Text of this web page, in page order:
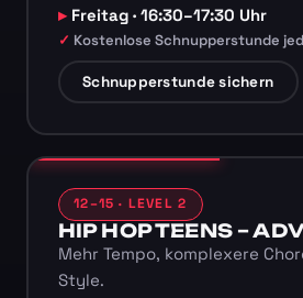
Freitag · 16:30–17:30 Uhr
Kostenlose Schnupperstunde
Schnupperstunde sichern
12–15 · LEVEL 2
HIP HOP TEENS –
Mehr Tempo, komplexere
Style.